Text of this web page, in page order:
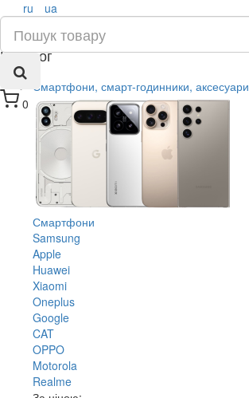
0
ru ua
Каталог
Смартфони, смарт-годинники, аксесуари
Смартфони
Samsung
Apple
Huawei
Xiaomi
Oneplus
Google
CAT
OPPO
Motorola
Realme